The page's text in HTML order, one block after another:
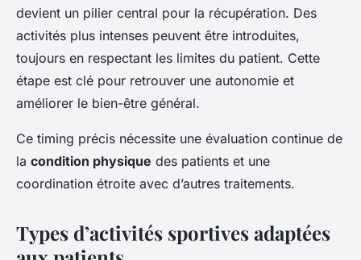
devient un pilier central pour la récupération. Des
activités plus intenses peuvent être introduites,
toujours en respectant les limites du patient. Cette
étape est clé pour retrouver une autonomie et
améliorer le bien-être général.
Ce timing précis nécessite une évaluation continue de
la condition physique des patients et une
coordination étroite avec d’autres traitements.
Types d’activités sportives adaptées